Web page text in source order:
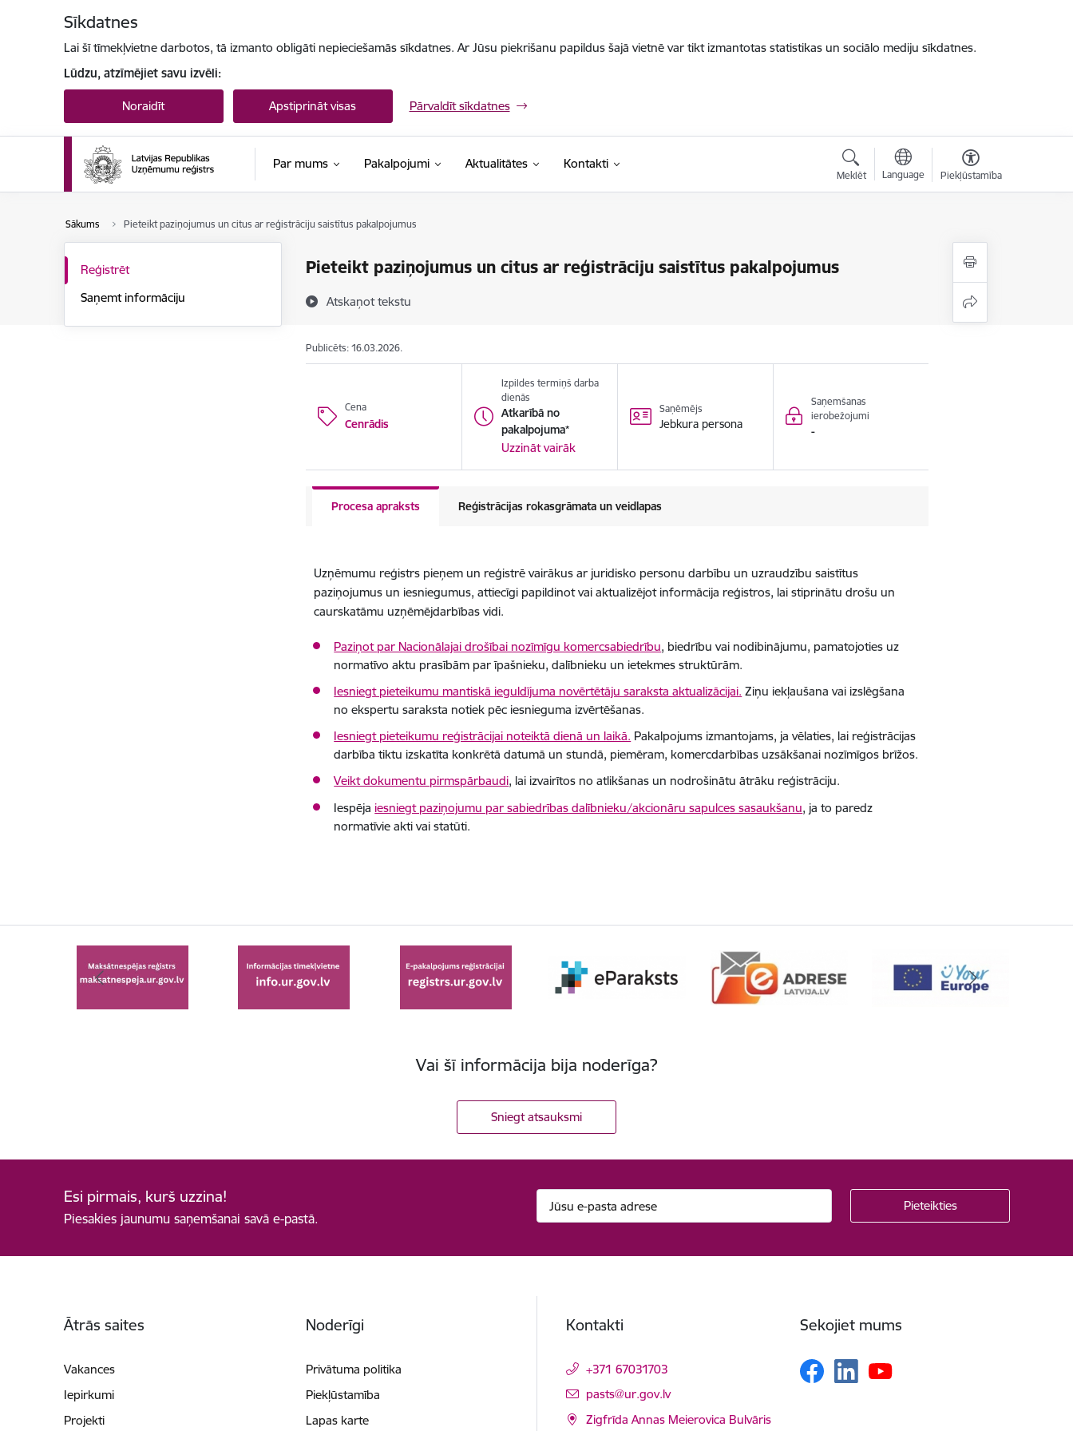
Sīkdatnes
Lai šī tīmekļvietne darbotos, tā izmanto obligāti nepieciešamās sīkdatnes. Ar Jūsu piekrišanu papildus šajā vietnē var tikt izmantotas statistikas un sociālo mediju sīkdatnes.
Lūdzu, atzīmējiet savu izvēli:
Noraidīt Apstiprināt visas Pārvaldīt sīkdatnes
Par mums Pakalpojumi Aktualitātes Kontakti
Meklēt Language Piekļūstamība
Sākums Pieteikt paziņojumus un citus ar reģistrāciju saistītus pakalpojumus
Pieteikt paziņojumus un citus ar reģistrāciju saistītus pakalpojumus
Atskaņot tekstu
Reģistrēt
Saņemt informāciju
Publicēts: 16.03.2026.
Cena
Cenrādis
Izpildes termiņš darba
dienās
Atkarībā no
pakalpojuma*
Uzzināt vairāk
Saņēmējs
Jebkura persona
Saņemšanas
ierobežojumi
-
Procesa apraksts Reģistrācijas rokasgrāmata un veidlapas
Uzņēmumu reģistrs pieņem un reģistrē vairākus ar juridisko personu darbību un uzraudzību saistītus
paziņojumus un iesniegumus, attiecīgi papildinot vai aktualizējot informācija reģistros, lai stiprinātu drošu un
caurskatāmu uzņēmējdarbības vidi.
Paziņot par Nacionālajai drošībai nozīmīgu komercsabiedrību, biedrību vai nodibinājumu, pamatojoties uz
normatīvo aktu prasībām par īpašnieku, dalībnieku un ietekmes struktūrām.
Iesniegt pieteikumu mantiskā ieguldījuma novērtētāju saraksta aktualizācijai. Ziņu iekļaušana vai izslēgšana
no ekspertu saraksta notiek pēc iesnieguma izvērtēšanas.
Iesniegt pieteikumu reģistrācijai noteiktā dienā un laikā. Pakalpojums izmantojams, ja vēlaties, lai reģistrācijas
darbība tiktu izskatīta konkrētā datumā un stundā, piemēram, komercdarbības uzsākšanai nozīmīgos brīžos.
Veikt dokumentu pirmspārbaudi, lai izvairītos no atlikšanas un nodrošinātu ātrāku reģistrāciju.
Iespēja iesniegt paziņojumu par sabiedrības dalībnieku/akcionāru sapulces sasaukšanu, ja to paredz
normatīvie akti vai statūti.
Vai šī informācija bija noderīga?
Sniegt atsauksmi
Esi pirmais, kurš uzzina!
Piesakies jaunumu saņemšanai savā e-pastā.
Ātrās saites
Vakances
Iepirkumi
Projekti
Noderīgi
Privātuma politika
Piekļūstamība
Lapas karte
Kontakti
+371 67031703
E-pasts:
pasts@ur.gov.lv
Zigfrīda Annas Meierovica Bulvāris
Sekojiet mums